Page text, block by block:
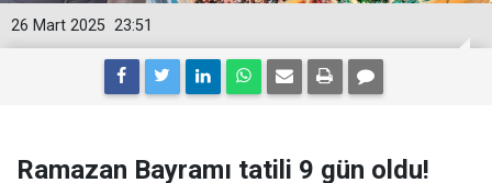
23:51
26 Mart 2025
Ramazan Bayramı tatili 9 gün oldu!